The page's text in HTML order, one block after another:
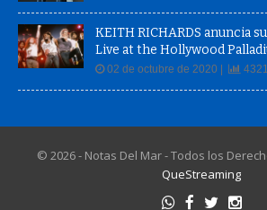
KEITH RICHARDS anuncia
Live at the Hollywood
02 de octubre de 2020 | 4321
© 2026 - Notas Del Mar - Todos los
QueStreaming